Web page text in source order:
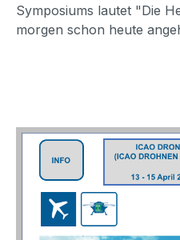
Symposiums lautet "Die
morgen schon heute